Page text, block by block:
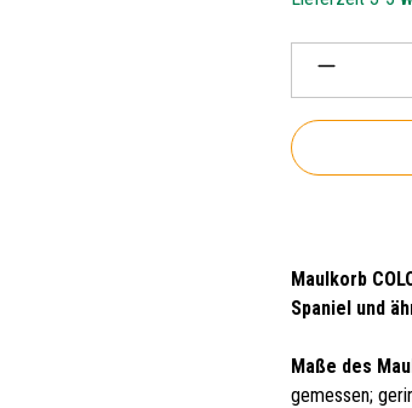
Produkt
Maulkorb
Spaniel und
Maße des
gemessen;